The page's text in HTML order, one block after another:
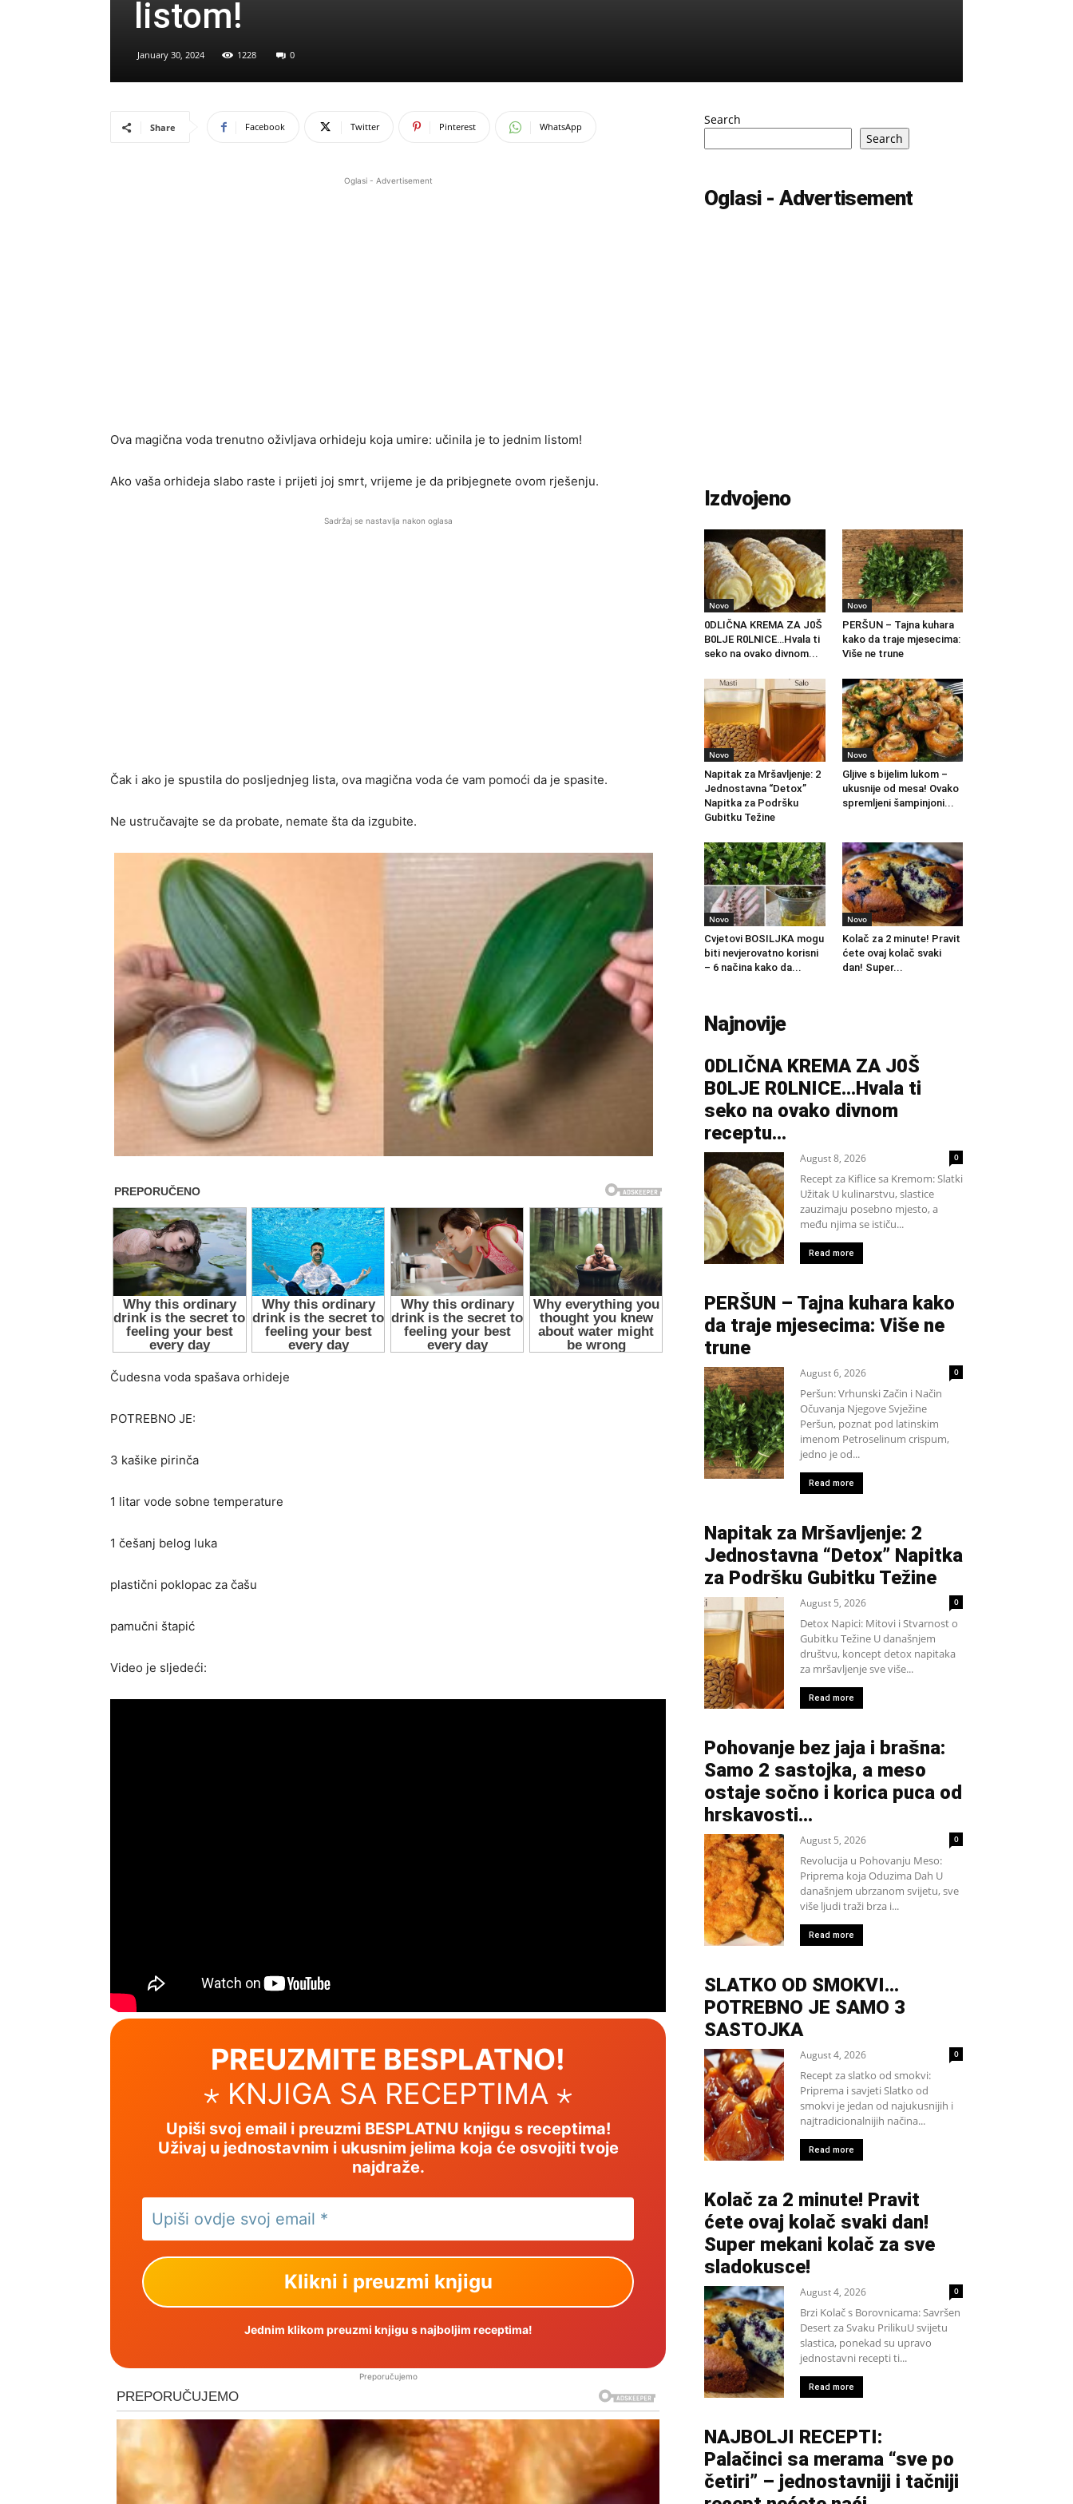
listom!
January 30, 2024 1228 0
Share Facebook Twitter Pinterest WhatsApp
Oglasi - Advertisement
Ova magična voda trenutno oživljava orhideju koja umire: učinila je to jednim listom!
Ako vaša orhideja slabo raste i prijeti joj smrt, vrijeme je da pribjegnete ovom rješenju.
Sadržaj se nastavlja nakon oglasa
Čak i ako je spustila do posljednjeg lista, ova magična voda će vam pomoći da je spasite.
Ne ustručavajte se da probate, nemate šta da izgubite.
Čudesna voda spašava orhideje
POTREBNO JE:
3 kašike pirinča
1 litar vode sobne temperature
1 češanj belog luka
plastični poklopac za čašu
pamučni štapić
Video je sljedeći:
PREUZMITE BESPLATNO!
⋆ KNJIGA SA RECEPTIMA ⋆
Upiši svoj email i preuzmi BESPLATNU knjigu s receptima!
Uživaj u jednostavnim i ukusnim jelima koja će osvojiti tvoje
najdraže.
Jednim klikom preuzmi knjigu s najboljim receptima!
Preporučujemo
Search
Search
Oglasi - Advertisement
Izdvojeno
Novo
0DLIČNA KREMA ZA J0Š
B0LJE R0LNICE…Hvala ti
seko na ovako divnom...
Novo
PERŠUN – Tajna kuhara
kako da traje mjesecima:
Više ne trune
Novo
Napitak za Mršavljenje: 2
Jednostavna “Detox”
Napitka za Podršku
Gubitku Težine
Novo
Gljive s bijelim lukom –
ukusnije od mesa! Ovako
spremljeni šampinjoni...
Novo
Cvjetovi BOSILJKA mogu
biti nevjerovatno korisni
– 6 načina kako da...
Novo
Kolač za 2 minute! Pravit
ćete ovaj kolač svaki
dan! Super...
Najnovije
0DLIČNA KREMA ZA J0Š
B0LJE R0LNICE…Hvala ti
seko na ovako divnom
receptu…
August 8, 2026 0
Recept za Kiflice sa Kremom: Slatki
Užitak U kulinarstvu, slastice
zauzimaju posebno mjesto, a
među njima se ističu...
Read more
PERŠUN – Tajna kuhara kako
da traje mjesecima: Više ne
trune
August 6, 2026 0
Peršun: Vrhunski Začin i Način
Očuvanja Njegove Svježine
Peršun, poznat pod latinskim
imenom Petroselinum crispum,
jedno je od...
Read more
Napitak za Mršavljenje: 2
Jednostavna “Detox” Napitka
za Podršku Gubitku Težine
August 5, 2026 0
Detox Napici: Mitovi i Stvarnost o
Gubitku Težine U današnjem
društvu, koncept detox napitaka
za mršavljenje sve više...
Read more
Pohovanje bez jaja i brašna:
Samo 2 sastojka, a meso
ostaje sočno i korica puca od
hrskavosti…
August 5, 2026 0
Revolucija u Pohovanju Meso:
Priprema koja Oduzima Dah U
današnjem ubrzanom svijetu, sve
više ljudi traži brza i...
Read more
SLATKO OD SMOKVI…
POTREBNO JE SAMO 3
SASTOJKA
August 4, 2026 0
Recept za slatko od smokvi:
Priprema i savjeti Slatko od
smokvi je jedan od najukusnijih i
najtradicionalnijih načina...
Read more
Kolač za 2 minute! Pravit
ćete ovaj kolač svaki dan!
Super mekani kolač za sve
sladokusce!
August 4, 2026 0
Brzi Kolač s Borovnicama: Savršen
Desert za Svaku PrilikuU svijetu
slastica, ponekad su upravo
jednostavni recepti ti...
Read more
NAJBOLJI RECEPTI:
Palačinci sa merama “sve po
četiri” – jednostavniji i tačniji